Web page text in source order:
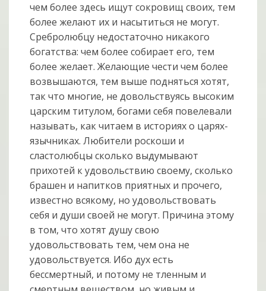
чем более здесь ищут сокровищ своих, тем
более желают их и насытиться не могут.
Сребролюбцу недостаточно никакого
богатства: чем более собирает его, тем
более желает. Желающие чести чем более
возвышаются, тем выше подняться хотят,
так что многие, не довольствуясь высоким
царским титулом, богами себя повелевали
называть, как читаем в историях о царях-
язычниках. Любители роскоши и
сластолюбцы сколько выдумывают
прихотей к удовольствию своему, сколько
брашен и напитков приятных и прочего,
известно всякому, но удовольствовать
себя и души своей не могут. Причина этому
в том, что хотят душу свою
удовольствовать тем, чем она не
удовольствуется. Ибо дух есть
бессмертный, и потому не тленным и